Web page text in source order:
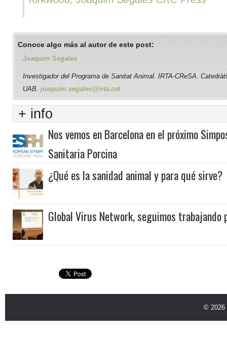
Conoce algo más al autor de este post:
Joaquim Segales
Investigador del Programa de Sanitat Animal. IRTA-CReSA.
UAB. joaquim.segales@irta.cat
+ info
Nos vemos en Barcelona en el próximo
Sanitaria Porcina
¿Qué es la sanidad animal y para qué sirve?
Global Virus Network, seguimos trabajando
© 2026